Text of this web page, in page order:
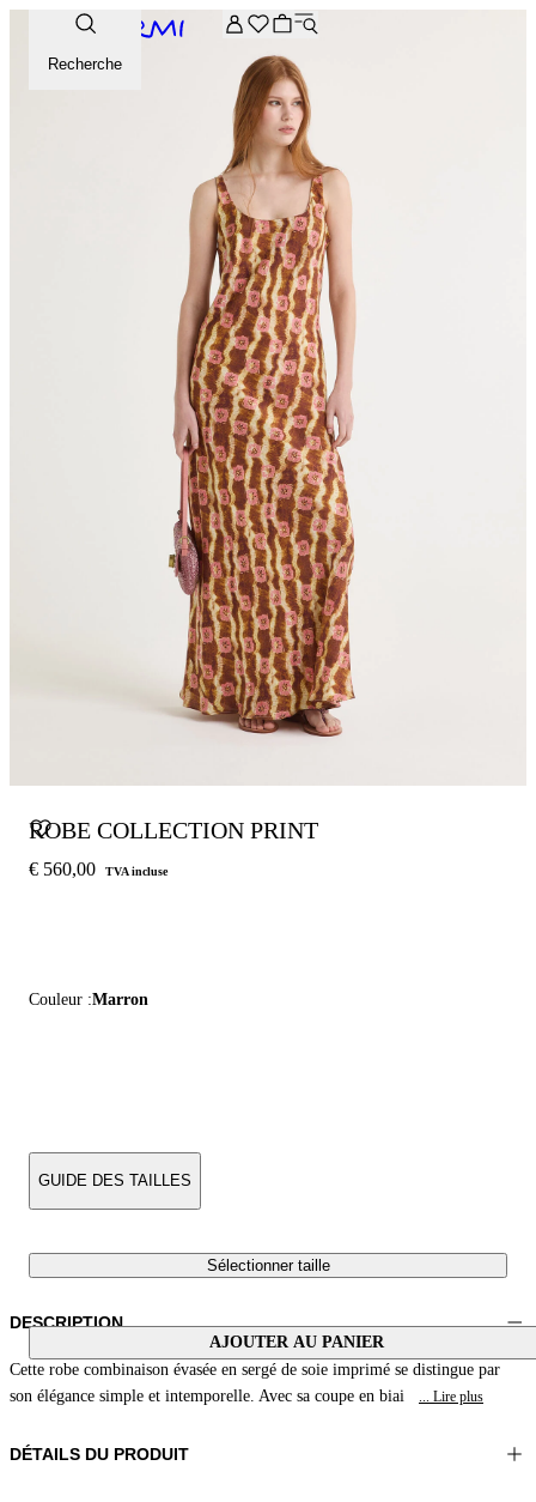
-20% supplémentaires sur la sélection Archive. Saisissez le
Recherche
ROBE COLLECTION PRINT
€ 560,00 TVA incluse
Couleur :Marron
GUIDE DES TAILLES
Sélectionner taille
AJOUTER AU PANIER
DESCRIPTION
Cette robe combinaison évasée en sergé de soie imprimé se distingue par
son élégance simple et intemporelle. Avec sa coupe en biai
... Lire plus
DÉTAILS DU PRODUIT